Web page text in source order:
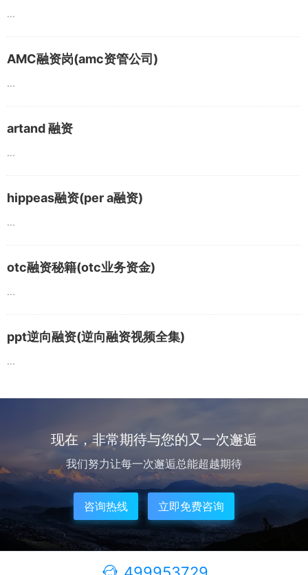
...
AMC融资岗(amc资管公司)
...
artand 融资
...
hippeas融资(per a融资)
...
otc融资秘籍(otc业务资金)
...
ppt逆向融资(逆向融资视频全集)
...
现在，非常期待与您的又一次邂逅
我们努力让每一次邂逅总能超越期待
咨询热线 立即免费咨询